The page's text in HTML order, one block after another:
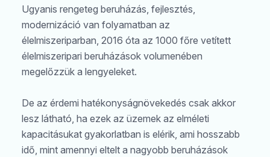
Ugyanis rengeteg beruházás, fejlesztés,
modernizáció van folyamatban az
élelmiszeriparban, 2016 óta az 1000 főre vetített
élelmiszeripari beruházások volumenében
megelőzzük a lengyeleket.
De az érdemi hatékonyságnövekedés csak akkor
lesz látható, ha ezek az üzemek az elméleti
kapacitásukat gyakorlatban is elérik, ami hosszabb
idő, mint amennyi eltelt a nagyobb beruházások